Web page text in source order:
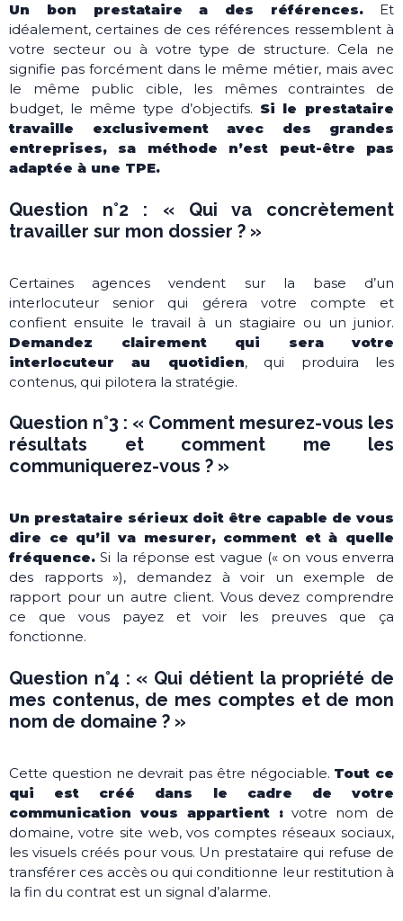
Un bon prestataire a des références. Et
idéalement, certaines de ces références ressemblent à
votre secteur ou à votre type de structure. Cela ne
signifie pas forcément dans le même métier, mais avec
le même public cible, les mêmes contraintes de
budget, le même type d’objectifs. Si le prestataire
travaille exclusivement avec des grandes
entreprises, sa méthode n’est peut-être pas
adaptée à une TPE.
Question n°2 : « Qui va concrètement
travailler sur mon dossier ? »
Certaines agences vendent sur la base d’un
interlocuteur senior qui gérera votre compte et
confient ensuite le travail à un stagiaire ou un junior.
Demandez clairement qui sera votre
interlocuteur au quotidien, qui produira les
contenus, qui pilotera la stratégie.
Question n°3 : « Comment mesurez-vous les
résultats et comment me les
communiquerez-vous ? »
Un prestataire sérieux doit être capable de vous
dire ce qu’il va mesurer, comment et à quelle
fréquence. Si la réponse est vague (« on vous enverra
des rapports »), demandez à voir un exemple de
rapport pour un autre client. Vous devez comprendre
ce que vous payez et voir les preuves que ça
fonctionne.
Question n°4 : « Qui détient la propriété de
mes contenus, de mes comptes et de mon
nom de domaine ? »
Cette question ne devrait pas être négociable. Tout ce
qui est créé dans le cadre de votre
communication vous appartient : votre nom de
domaine, votre site web, vos comptes réseaux sociaux,
les visuels créés pour vous. Un prestataire qui refuse de
transférer ces accès ou qui conditionne leur restitution à
la fin du contrat est un signal d’alarme.